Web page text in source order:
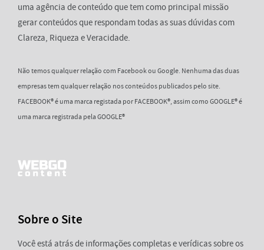
uma agência de conteúdo que tem como principal missão
gerar conteúdos que respondam todas as suas dúvidas com
Clareza, Riqueza e Veracidade.
Não temos qualquer relação com Facebook ou Google. Nenhuma das duas
empresas tem qualquer relação nos conteúdos publicados pelo site.
FACEBOOK® é uma marca registada por FACEBOOK®, assim como GOOGLE® é
uma marca registrada pela GOOGLE®
Sobre o Site
Você está atrás de informações completas e verídicas sobre os